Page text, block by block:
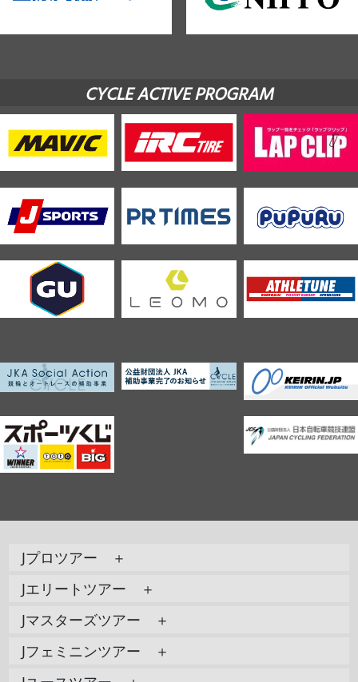
CYCLE ACTIVE PROGRAM
Jプロツアー ＋
Jエリートツアー ＋
Jマスターズツアー ＋
Jフェミニンツアー ＋